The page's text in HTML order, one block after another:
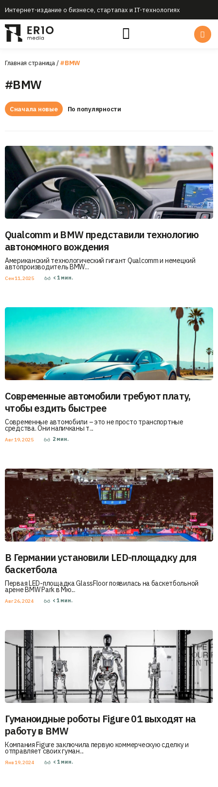
Интернет-издание о бизнесе, стартапах и IT-технологиях
Главная страница/#BMW
#BMW
Сначала новые По популярности
Qualcomm и BMW представили технологию
автономного вождения
Американский технологический гигант Qualcomm и немецкий
автопроизводитель BMW...
Сен 11, 2025 < 1 мин.
Современные автомобили требуют плату,
чтобы ездить быстрее
Современные автомобили – это не просто транспортные
средства. Они напичканы т...
Авг 19, 2025 2 мин.
В Германии установили LED-площадку для
баскетбола
Первая LED-площадка GlassFloor появилась на баскетбольной
арене BMW Park в Мю...
Авг 26, 2024 < 1 мин.
Гуманоидные роботы Figure 01 выходят на
работу в BMW
Компания Figure заключила первую коммерческую сделку и
отправляет своих гуман...
Янв 19, 2024 < 1 мин.